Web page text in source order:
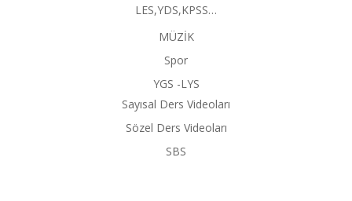
LES,YDS,KPSS…
MÜZİK
Spor
YGS -LYS
Sayısal Ders Videoları
Sözel Ders Videoları
SBS